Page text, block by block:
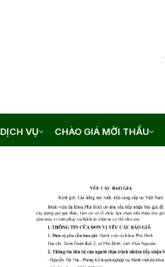
DỊCH VỤ CHÀO GIÁ MỜI THẦU